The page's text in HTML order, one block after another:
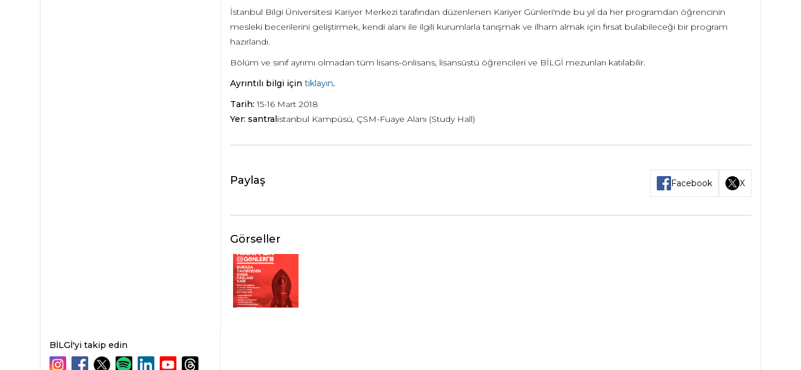
İstanbul Bilgi Üniversitesi Kariyer Merkezi tarafından düzenlenen Kariyer Günleri'nde bu yıl da her programdan öğrencinin
mesleki becerilerini geliştirmek, kendi alanı ile ilgili kurumlarla tanışmak ve ilham almak için fırsat bulabileceği bir program
hazırlandı.
Bölüm ve sınıf ayrımı olmadan tüm lisans-önlisans, lisansüstü öğrencileri ve BİLGİ mezunları katılabilir.
Ayrıntılı bilgi için tıklayın.
Tarih:15-16 Mart 2018
Yer: santralistanbul Kampüsü, ÇSM-Fuaye Alanı (Study Hall)
Paylaş Facebook X
Görseller
BİLGİ'yi takip edin